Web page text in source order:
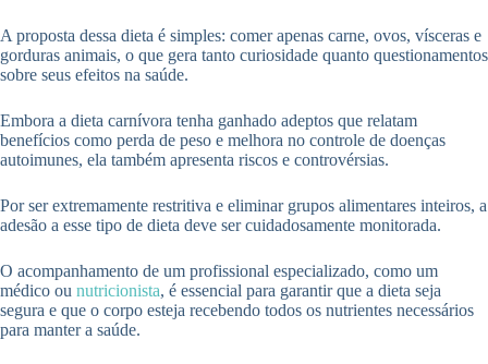
A proposta dessa dieta é simples: comer apenas carne, ovos, vísceras e
gorduras animais, o que gera tanto curiosidade quanto questionamentos
sobre seus efeitos na saúde.
Embora a dieta carnívora tenha ganhado adeptos que relatam
benefícios como perda de peso e melhora no controle de doenças
autoimunes, ela também apresenta riscos e controvérsias.
Por ser extremamente restritiva e eliminar grupos alimentares inteiros, a
adesão a esse tipo de dieta deve ser cuidadosamente monitorada.
O acompanhamento de um profissional especializado, como um
médico ou nutricionista, é essencial para garantir que a dieta seja
segura e que o corpo esteja recebendo todos os nutrientes necessários
para manter a saúde.